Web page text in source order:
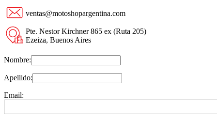
ventas@motoshopargentina.com
Pte. Nestor Kirchner 865 ex (Ruta 205)
Ezeiza, Buenos Aires
Nombre:
Apellido:
Email: